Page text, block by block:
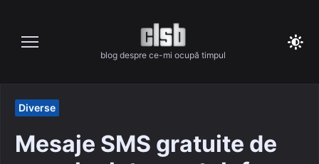
content
blog despre ce-mi ocupă timpul
Diverse
Mesaje SMS gratuite de